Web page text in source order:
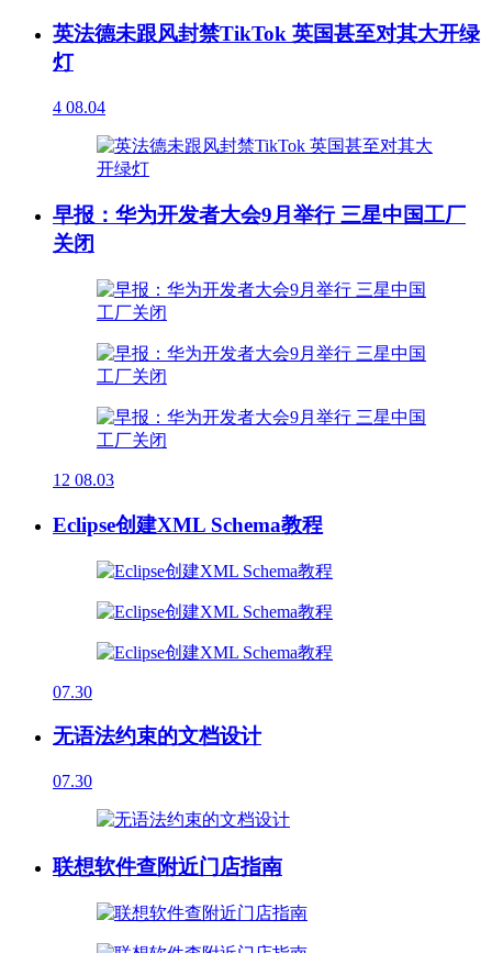
英法德未跟风封禁TikTok 英国甚至对其大开绿
灯
4 08.04
早报：华为开发者大会9月举行 三星中国工厂
关闭
12 08.03
Eclipse创建XML Schema教程
07.30
无语法约束的文档设计
07.30
联想软件查附近门店指南